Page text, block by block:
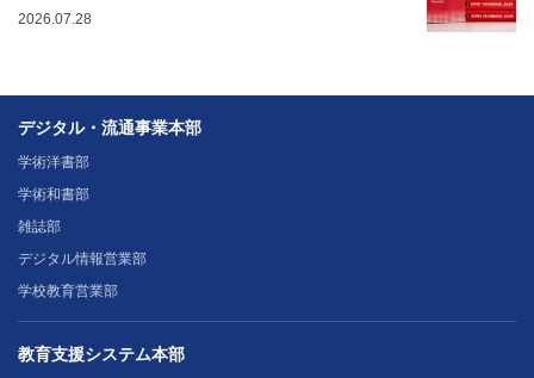
2026.07.28
デジタル・流通事業本部
学術洋書部
学術和書部
雑誌部
デジタル情報営業部
学校教育営業部
教育支援システム本部